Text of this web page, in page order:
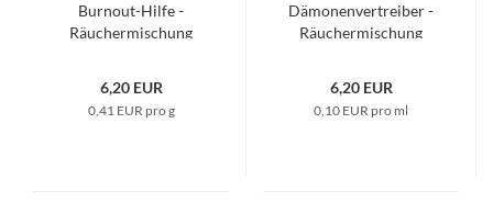
Burnout-Hilfe -
Räuchermischung
6,20 EUR
0,41 EUR pro g
Dämonenvertreiber -
Räuchermischung
6,20 EUR
0,10 EUR pro ml